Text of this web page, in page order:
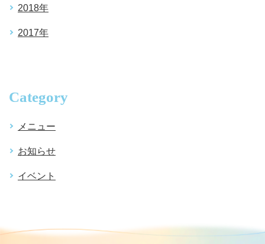
2018年
2017年
Category
メニュー
お知らせ
イベント